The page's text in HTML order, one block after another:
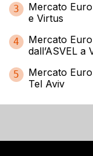
3
Mercato
e Virtus
4
Mercato
dall’ASVEL a
5
Mercato
Tel Aviv